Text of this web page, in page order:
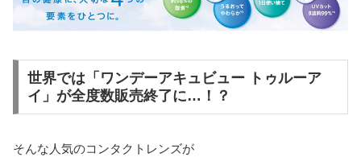
世界では「ワンデーアキュビュー トゥルーア
イ」が全度数販売終了に…！？
そんな人気のコンタクトレンズが